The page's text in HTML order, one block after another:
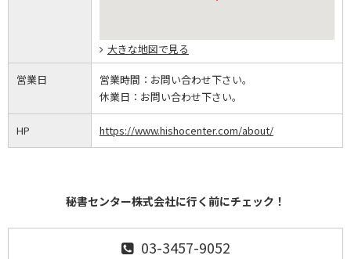
大きな地図で見る
営業日 営業時間： お問い合わせ下さい。
休業日： お問い合わせ下さい。
HP https://www.hishocenter.com/about/
秘書センター株式会社に行く前にチェック！
03-3457-9052